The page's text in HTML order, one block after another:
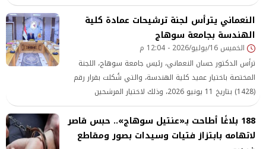
النعماني يترأس لجنة ترشيحات عمادة كلية
الهندسة بجامعة سوهاج
الخميس 16/يوليو/2026 - 12:04 م
ترأس الدكتور حسان النعماني، رئيس جامعة سوهاج، اللجنة
المختصة باختيار عميد كلية الهندسة، والتي شُكلت بقرار رقم
(1428) بتاريخ 11 يونيو 2026، وذلك لاختيار المرشحين
188 بلاغًا أطاحت بـ«عنتيل سوهاج».. حبس قاصر
لاتهامه بابتزاز فتيات وسيدات بصور ومقاطع